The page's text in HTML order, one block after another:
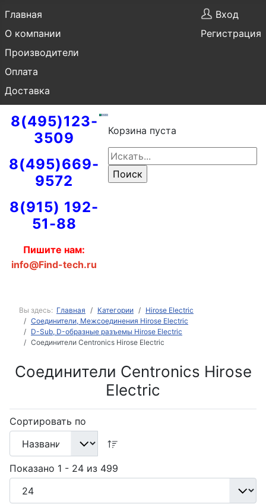
Главная
О компании
Производители
Оплата
Доставка
Вход
Регистрация
8(495)123-
3509
8(495)669-
9572
8(915) 192-
51-88
Пишите нам:
info@Find-tech.ru
Корзина пуста
Вы здесь: Главная Категории
Hirose Electric
Соединители, Межсоединения Hirose Electric
D-Sub, D-образные разъемы Hirose Electric
Соединители Centronics Hirose Electric
Соединители Centronics Hirose
Electric
Сортировать по
Показано 1 - 24 из 499